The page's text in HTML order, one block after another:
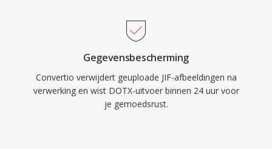
Gegevensbescherming
Convertio verwijdert geuploade JIF-afbeeldingen na
verwerking en wist DOTX-uitvoer binnen 24 uur voor
je gemoedsrust.